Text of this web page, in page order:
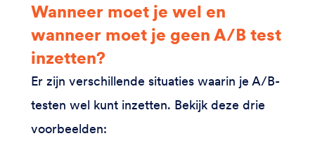
Wanneer moet je wel en
wanneer moet je geen A/B test
inzetten?
Er zijn verschillende situaties waarin je A/B-
testen wel kunt inzetten. Bekijk deze drie
voorbeelden: